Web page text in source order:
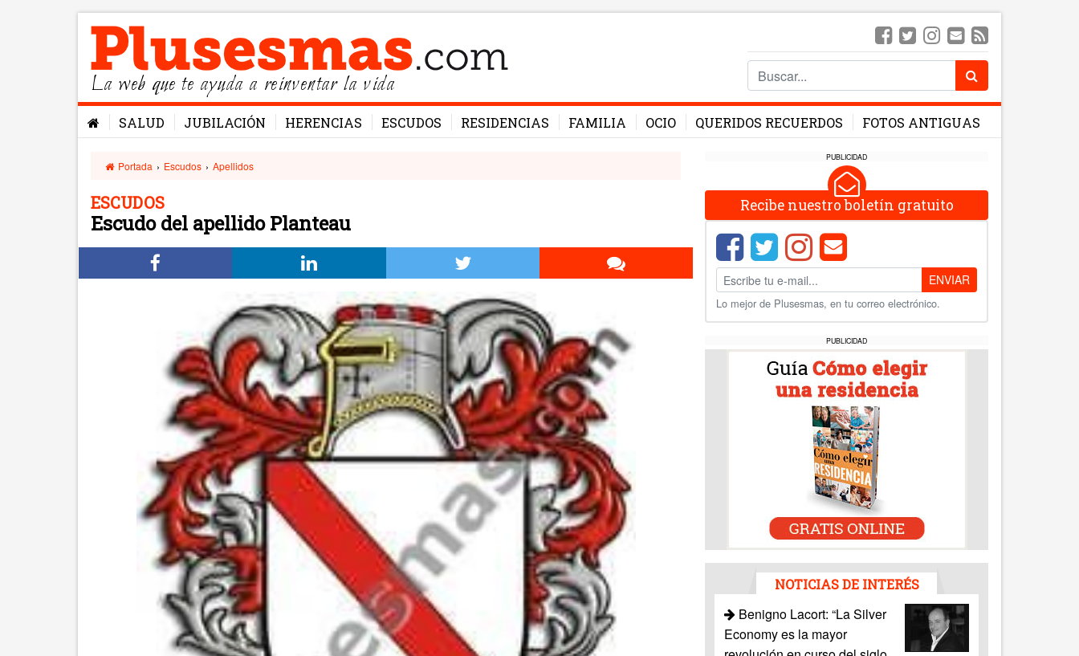
La web que te ayuda a reinventar la vida
SALUD JUBILACIÓN HERENCIAS ESCUDOS RESIDENCIAS FAMILIA OCIO QUERIDOS RECUERDOS FOTOS ANTIGUAS
Portada › Escudos › Apellidos
ESCUDOS
Escudo del apellido Planteau
PUBLICIDAD
Recibe nuestro boletín gratuito
ENVIAR
Lo mejor de Plusesmas, en tu correo electrónico.
PUBLICIDAD
NOTICIAS DE INTERÉS
Benigno Lacort: “La Silver
Economy es la mayor